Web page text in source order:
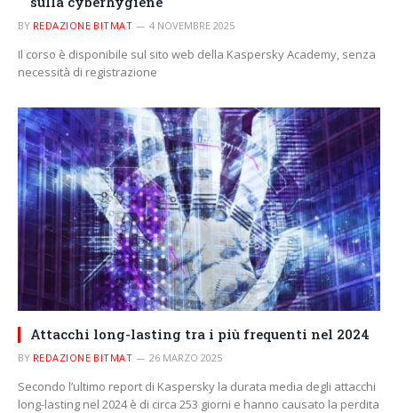
BY REDAZIONE BITMAT 4 NOVEMBRE 2025
Il corso è disponibile sul sito web della Kaspersky Academy, senza
necessità di registrazione
Attacchi long-lasting tra i più frequenti nel 2024
BY REDAZIONE BITMAT 26 MARZO 2025
Secondo l’ultimo report di Kaspersky la durata media degli attacchi
long-lasting nel 2024 è di circa 253 giorni e hanno causato la perdita